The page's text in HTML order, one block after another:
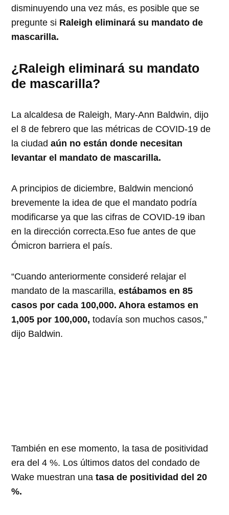
disminuyendo una vez más, es posible que se
pregunte si Raleigh eliminará su mandato de
mascarilla.
¿Raleigh eliminará su mandato
de mascarilla?
La alcaldesa de Raleigh, Mary-Ann Baldwin, dijo
el 8 de febrero que las métricas de COVID-19 de
la ciudadaún no están donde necesitan
levantar el mandato de mascarilla.
A principios de diciembre, Baldwin mencionó
brevemente la idea de que el mandato podría
modificarse ya que las cifras de COVID-19 iban
en la dirección correcta.Eso fue antes de que
Ómicron barriera el país.
“Cuando anteriormente consideré relajar el
mandato de la mascarilla,estábamos en 85
casos por cada 100,000. Ahora estamos en
1,005 por 100,000, todavía son muchos casos,”
dijo Baldwin.
También en ese momento, la tasa de positividad
era del 4 %. Los últimos datos del condado de
Wake muestran una tasa de positividad del 20
%.